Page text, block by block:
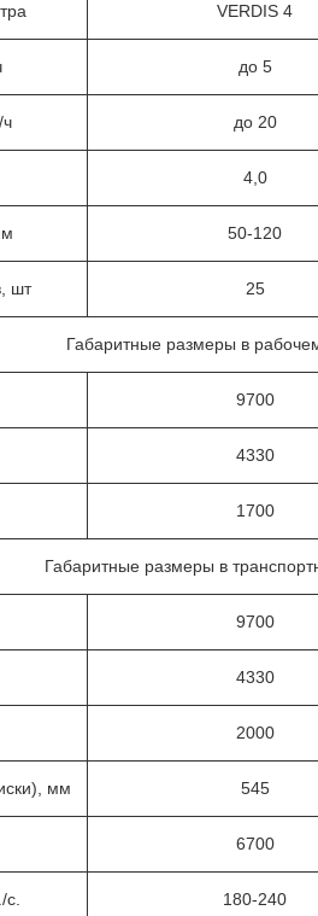
VERDIS 4
до 5
ч до 20
4,0
50-120
шт 25
Габаритные размеры в
9700
4330
1700
Габаритные размеры в
9700
4330
2000
мм 545
6700
с. 180-240